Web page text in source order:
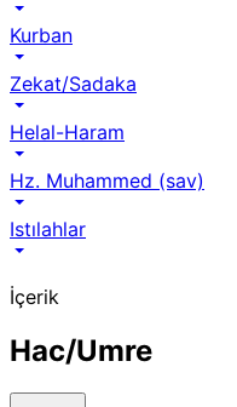
Kurban
Zekat/Sadaka
Helal-Haram
Hz. Muhammed (sav)
Istılahlar
İçerik
Hac/Umre